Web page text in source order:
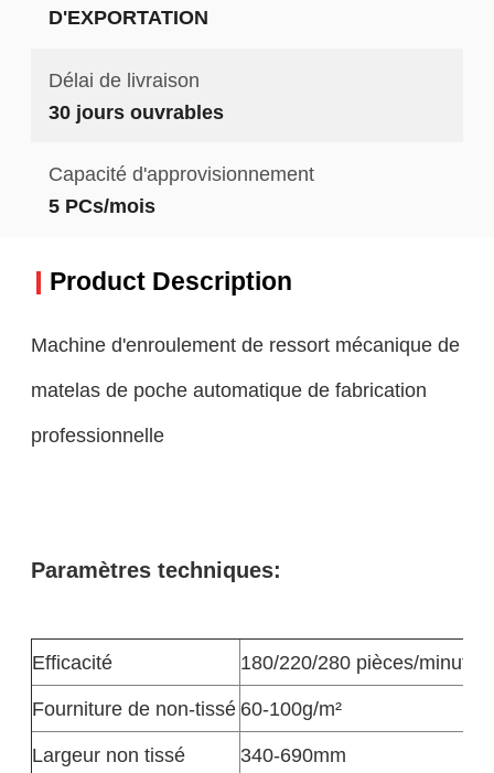
D'EXPORTATION
Délai de livraison
30 jours ouvrables
Capacité d'approvisionnement
5 PCs/mois
Product Description
Machine d'enroulement de ressort mécanique de
matelas de poche automatique de fabrication
professionnelle
Paramètres techniques:
Efficacité
180/220/280 pièces/minute
Fourniture de non-tissé 60-100g/m²
Largeur non tissé
340-690mm